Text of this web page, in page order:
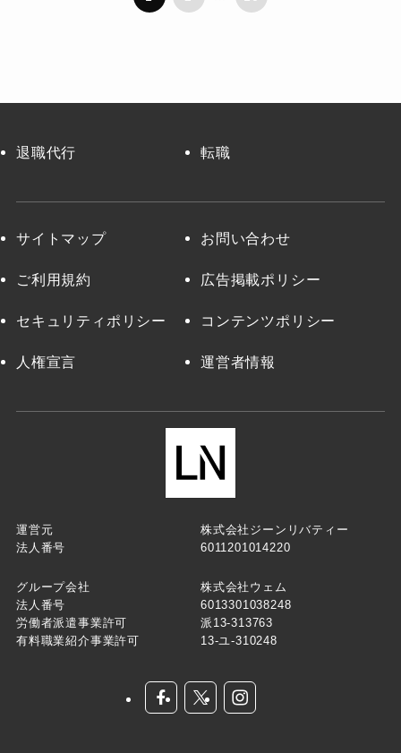
退職代行 転職
サイトマップ お問い合わせ
ご利用規約 広告掲載ポリシー
セキュリティポリシー コンテンツポリシー
人権宣言 運営者情報
運営元
株式会社ジーンリバティー
法人番号
6011201014220
グループ会社
株式会社ウェム
法人番号
6013301038248
労働者派遣事業許可
派13-313763
有料職業紹介事業許可
13-ユ-310248